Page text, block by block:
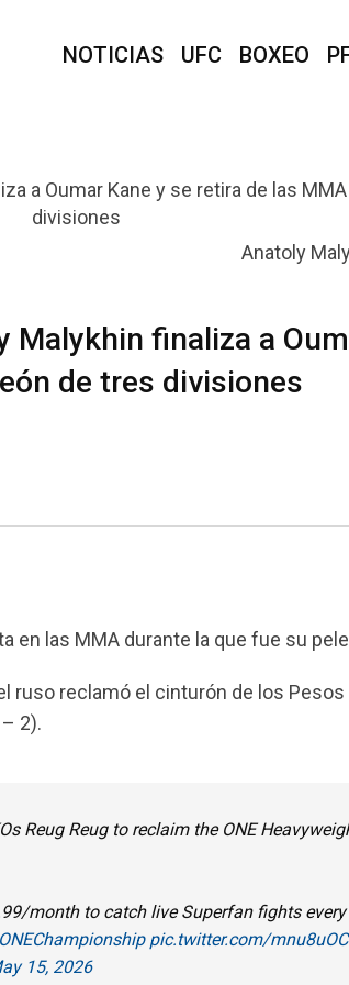
NOTICIAS UFC BOXEO
Anatoly
Malykhin finaliza a
de tres divisiones
en las MMA durante la que fue su
ruso reclamó el cinturón de los
2).
Reug Reug to reclaim the ONE
month to catch live Superfan fights
pic.twitter.com/
15, 2026